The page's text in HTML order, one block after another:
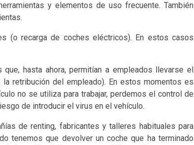
y elementos de uso frecuente. También
(o recarga de coches eléctricos). En estos casos
hasta ahora, permitían a empleados llevarse el
retribución del empleado). En estos momentos es
no se utiliza para trabajar, perdemos el control de
de introducir el virus en el vehículo.
de renting, fabricantes y talleres habituales para
tenemos que devolver un coche que ha terminado